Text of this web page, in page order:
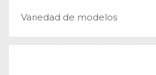
Variedad de modelos